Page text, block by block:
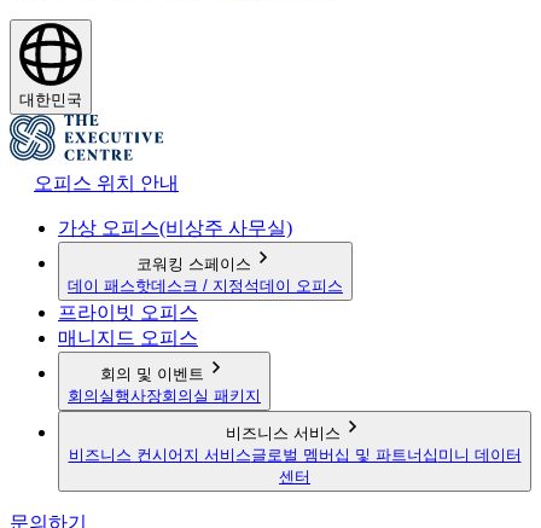
대한민국
오피스 위치 안내
가상 오피스(비상주 사무실)
코워킹 스페이스
데이 패스핫데스크 / 지정석데이 오피스
프라이빗 오피스
매니지드 오피스
회의 및 이벤트
회의실행사장회의실 패키지
비즈니스 서비스
비즈니스 컨시어지 서비스글로벌 멤버십 및 파트너십 미니 데이터
센터
문의하기